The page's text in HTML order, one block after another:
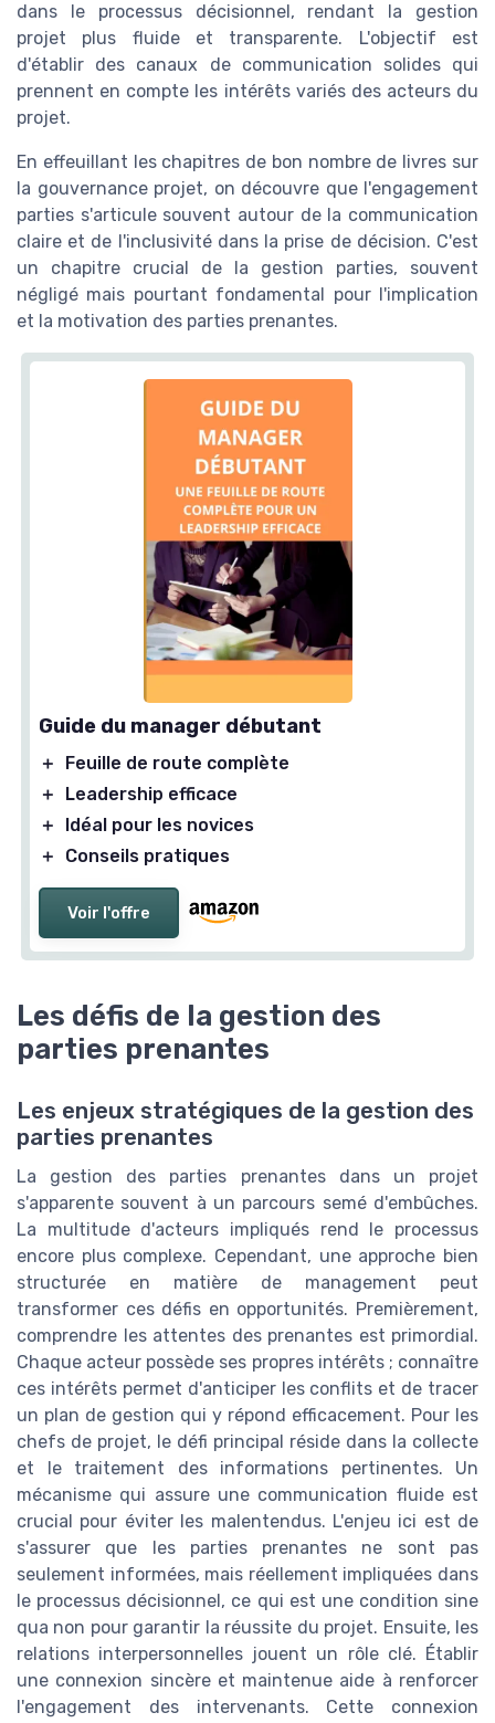
dans le processus décisionnel, rendant la gestion
projet plus fluide et transparente. L'objectif est
d'établir des canaux de communication solides qui
prennent en compte les intérêts variés des acteurs du
projet.
En effeuillant les chapitres de bon nombre de livres sur
la gouvernance projet, on découvre que l'engagement
parties s'articule souvent autour de la communication
claire et de l'inclusivité dans la prise de décision. C'est
un chapitre crucial de la gestion parties, souvent
négligé mais pourtant fondamental pour l'implication
et la motivation des parties prenantes.
Guide du manager débutant
＋
Feuille de route complète
＋
Leadership efficace
＋
Idéal pour les novices
＋
Conseils pratiques
Voir l'offre
Les défis de la gestion des
parties prenantes
Les enjeux stratégiques de la gestion des
parties prenantes
La gestion des parties prenantes dans un projet
s'apparente souvent à un parcours semé d'embûches.
La multitude d'acteurs impliqués rend le processus
encore plus complexe. Cependant, une approche bien
structurée en matière de management peut
transformer ces défis en opportunités. Premièrement,
comprendre les attentes des prenantes est primordial.
Chaque acteur possède ses propres intérêts ; connaître
ces intérêts permet d'anticiper les conflits et de tracer
un plan de gestion qui y répond efficacement. Pour les
chefs de projet, le défi principal réside dans la collecte
et le traitement des informations pertinentes. Un
mécanisme qui assure une communication fluide est
crucial pour éviter les malentendus. L'enjeu ici est de
s'assurer que les parties prenantes ne sont pas
seulement informées, mais réellement impliquées dans
le processus décisionnel, ce qui est une condition sine
qua non pour garantir la réussite du projet. Ensuite, les
relations interpersonnelles jouent un rôle clé. Établir
une connexion sincère et maintenue aide à renforcer
l'engagement des intervenants. Cette connexion